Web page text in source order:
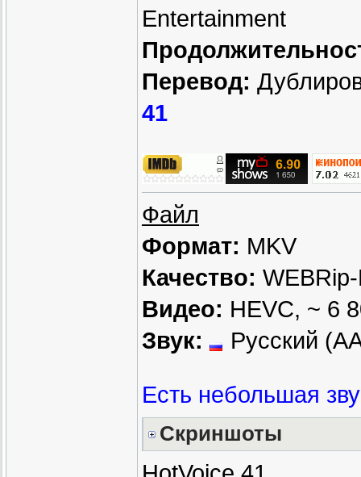
Entertainment
Перевод:
41
Файл
Формат: MKV
Качество:
Видео: HEVC, ~ 6
Звук:
Русский
Есть небольшая
Скриншоты